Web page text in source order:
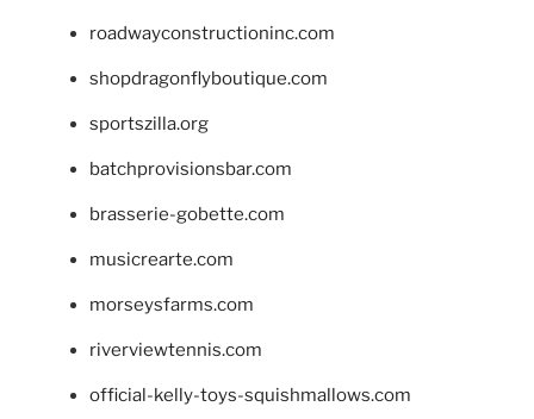
roadwayconstructioninc.com
shopdragonflyboutique.com
sportszilla.org
batchprovisionsbar.com
brasserie-gobette.com
musicrearte.com
morseysfarms.com
riverviewtennis.com
official-kelly-toys-squishmallows.com